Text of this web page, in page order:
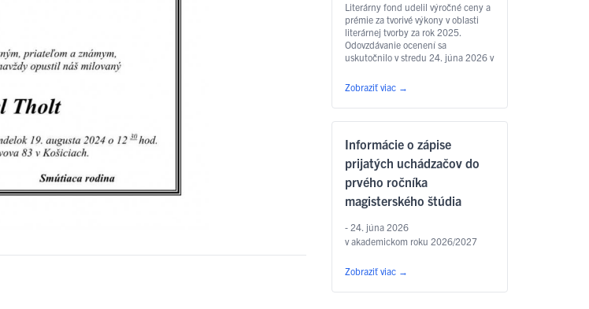
Literárny fond udelil výročné ceny a
prémie za tvorivé výkony v oblasti
literárnej tvorby za rok 2025.
Odovzdávanie ocenení sa
uskutočnilo v stredu 24. júna 2026 v
z laureátov je aj
prodekan Filozofickej fakulty UPJŠ
v Košiciach prof. PhDr. Marián
Andričík, PhD., ktorý dostal Cenu
v kategórii poézia, a to za prvý
slovenský preklad … Čítať ďalej
Zobraziť viac →
Informácie o zápise
prijatých uchádzačov do
prvého ročníka
magisterského štúdia
- 24. júna 2026
v akademickom roku 2026/2027
Zobraziť viac →